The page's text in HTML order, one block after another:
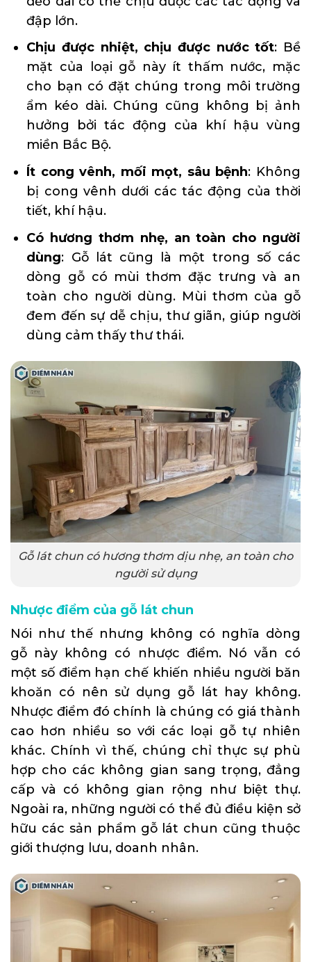
đập lớn.
Chịu được nhiệt, chịu được nước tốt: Bề
mặt của loại gỗ này ít thấm nước, mặc
cho bạn có đặt chúng trong môi trường
ẩm kéo dài. Chúng cũng không bị ảnh
hưởng bởi tác động của khí hậu vùng
miền Bắc Bộ.
Ít cong vênh, mối mọt, sâu bệnh: Không
bị cong vênh dưới các tác động của thời
tiết, khí hậu.
Có hương thơm nhẹ, an toàn cho người
dùng: Gỗ lát cũng là một trong số các
dòng gỗ có mùi thơm đặc trưng và an
toàn cho người dùng. Mùi thơm của gỗ
đem đến sự dễ chịu, thư giãn, giúp người
dùng cảm thấy thư thái.
Gỗ lát chun có hương thơm dịu nhẹ, an toàn cho
người sử dụng
Nhược điểm của gỗ lát chun
Nói như thế nhưng không có nghĩa dòng
gỗ này không có nhược điểm. Nó vẫn có
một số điểm hạn chế khiến nhiều người băn
khoăn có nên sử dụng gỗ lát hay không.
Nhược điểm đó chính là chúng có giá thành
cao hơn nhiều so với các loại gỗ tự nhiên
khác. Chính vì thế, chúng chỉ thực sự phù
hợp cho các không gian sang trọng, đẳng
cấp và có không gian rộng như biệt thự.
Ngoài ra, những người có thể đủ điều kiện sở
hữu các sản phẩm gỗ lát chun cũng thuộc
giới thượng lưu, doanh nhân.